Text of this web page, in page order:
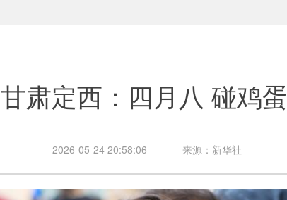
甘肃定西：四月八 碰鸡蛋
2026-05-24 20:58:06 来源：新华社